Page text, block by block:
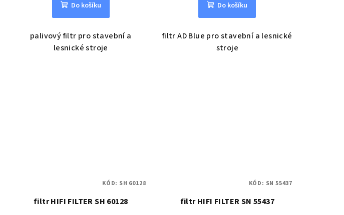
Do košíku
palivový filtr pro stavební a
lesnické stroje
Do košíku
filtr AD Blue pro stavební a lesnické
stroje
filtr HIFI FILTER SH 60128
KÓD: SH 60128
filtr HIFI FILTER SN 55437
KÓD: SN 55437